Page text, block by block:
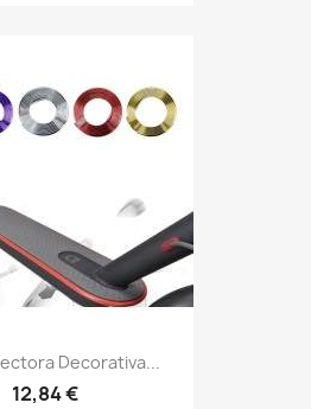
Decorativa...
12,84 €